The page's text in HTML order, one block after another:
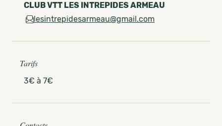
CLUB VTT LES INTREPIDES ARMEAU
lesintrepidesarmeau@gmail.com
Tarifs
3€ à 7€